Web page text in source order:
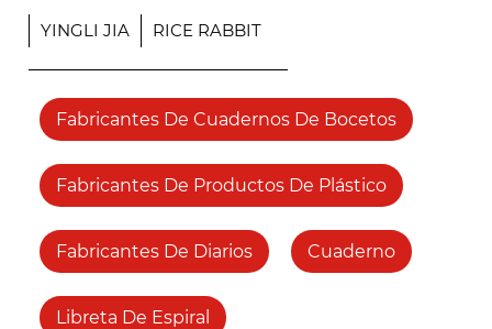
YINGLI JIA RICE RABBIT
Fabricantes De Cuadernos De Bocetos
Fabricantes De Productos De Plástico
Fabricantes De Diarios Cuaderno
Libreta De Espiral